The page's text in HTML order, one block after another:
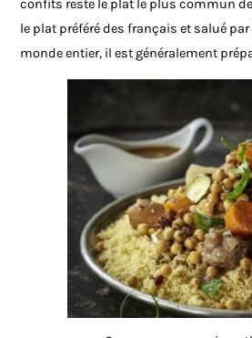
confits reste le plat le plus commun
le plat préféré des français et salué
monde entier, il est généralement